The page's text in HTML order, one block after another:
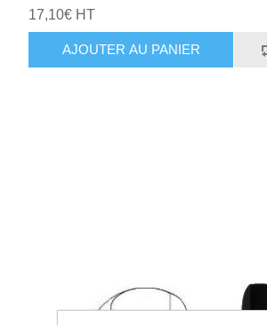
17,10€ HT
AJOUTER AU PANIER